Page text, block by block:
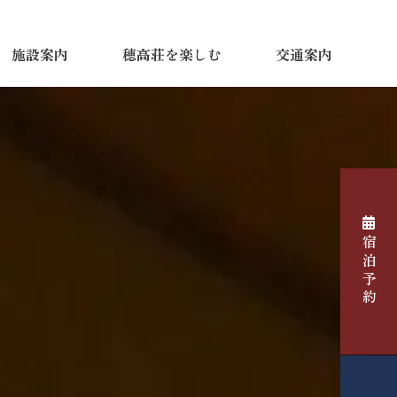
施設案内 穂高荘を楽しむ 交通案内
宿泊予約